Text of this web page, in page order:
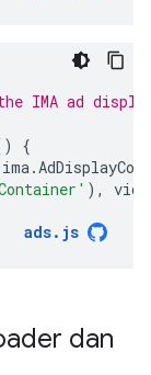
IMA ad
{
ima.
),
ads. js
dan